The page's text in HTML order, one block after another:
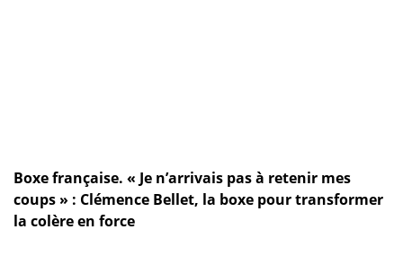
Boxe française. « Je n’arrivais pas à retenir mes
coups » : Clémence Bellet, la boxe pour transformer
la colère en force